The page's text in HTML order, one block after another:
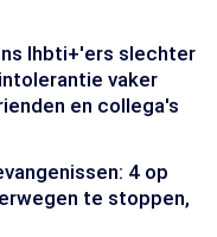
lhbti+'ers slechter
vaker
en collega's
4 op
te stoppen,